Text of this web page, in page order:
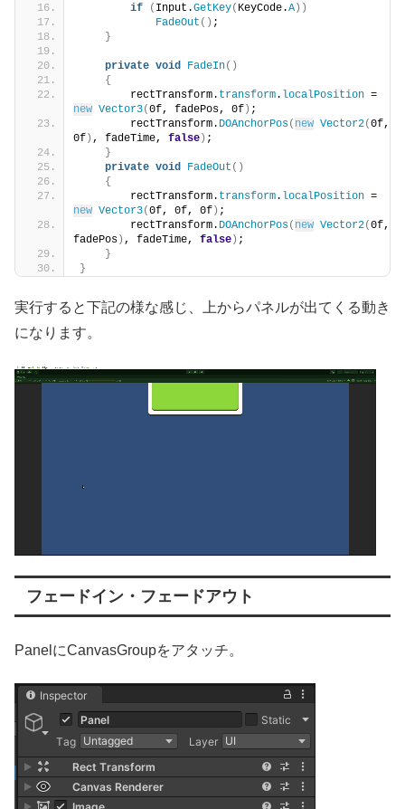
if ( Input.GetKey( KeyCode.A))
FadeOut () ;
}
private void FadeIn()
{
        rectTransform.
transform. localPosition
new Vector3(0f, fadePos, 0f) ;
        rectTransform.
DOAnchorPos( new Vector2(0f,
0f) , fadeTime, false) ;
}
private void FadeOut ()
{
        rectTransform.
transform. localPosition
new Vector3(0f, 0f, 0f) ;
        rectTransform.
DOAnchorPos( new Vector2(0f,
fadePos) , fadeTime, false) ;
}
}
実行すると下記の様な感じ、上からパネルが出てくる動き
になります。
フェードイン・フェードアウト
PanelにCanvasGroupをアタッチ。